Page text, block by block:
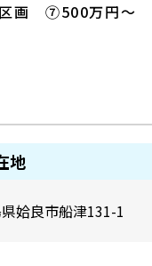
画 ⑦500万円～
地
姶良市船津131-1